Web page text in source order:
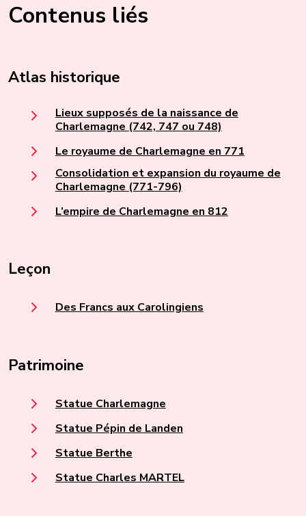
Contenus liés
Atlas historique
Lieux supposés de la naissance de
Charlemagne (742, 747 ou 748)
Le royaume de Charlemagne en 771
Consolidation et expansion du royaume de
Charlemagne (771-796)
L’empire de Charlemagne en 812
Leçon
Des Francs aux Carolingiens
Patrimoine
Statue Charlemagne
Statue Pépin de Landen
Statue Berthe
Statue Charles MARTEL